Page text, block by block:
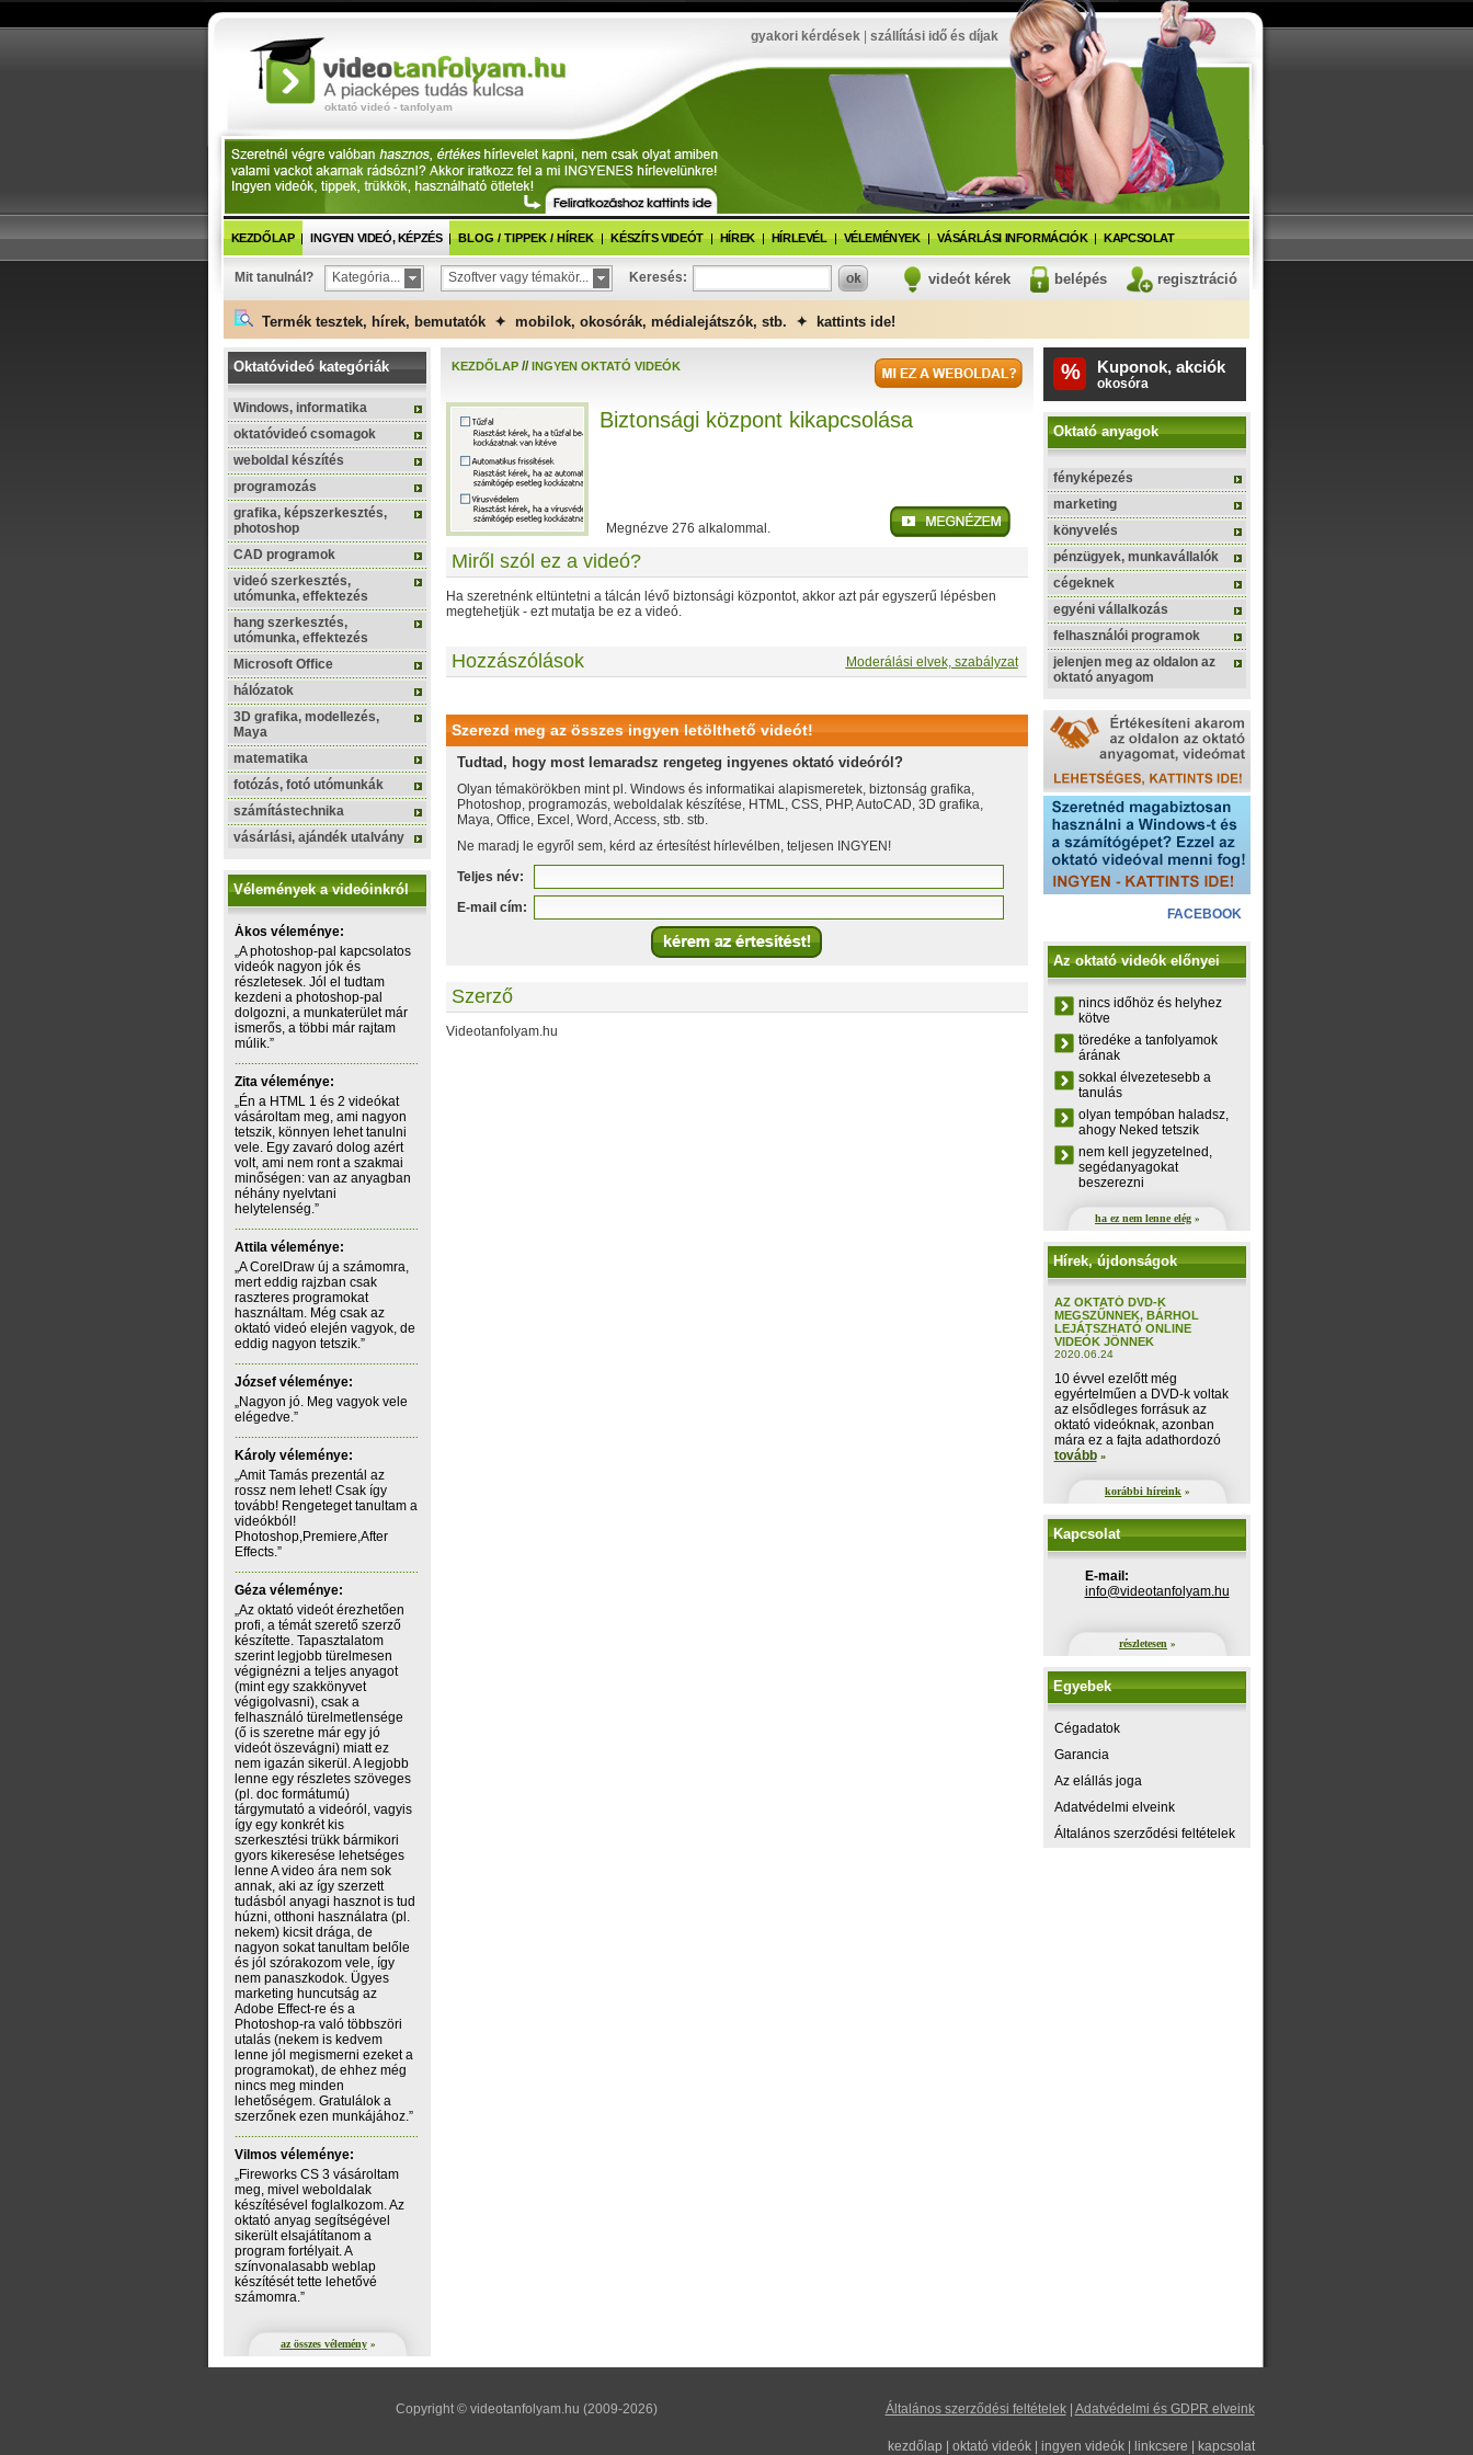
oktató videó - tanfolyam
gyakori kérdések| szállítási idő és díjak
KEZDŐLAP INGYEN VIDEÓ, KÉPZÉS BLOG / TIPPEK / HÍREK KÉSZÍTS VIDEÓT HÍREK HÍRLEVÉL VÉLEMÉNYEK VÁSÁRLÁSI INFORMÁCIÓK KAPCSOLAT
Mit tanulnál? Kategória... Szoftver vagy témakör... Keresés: videót kérek belépés regisztráció
Termék tesztek, hírek, bemutatók ✦ mobilok, okosórák, médialejátszók, stb. ✦ kattints ide!
Oktatóvideó kategóriák
Windows, informatika
oktatóvideó csomagok
weboldal készítés
programozás
grafika, képszerkesztés,
photoshop
CAD programok
videó szerkesztés,
utómunka, effektezés
hang szerkesztés,
utómunka, effektezés
Microsoft Office
hálózatok
3D grafika, modellezés,
Maya
matematika
fotózás, fotó utómunkák
számítástechnika
vásárlási, ajándék utalvány
Vélemények a videóinkról
Ákos véleménye:
„A photoshop-pal kapcsolatos
videók nagyon jók és
részletesek. Jól el tudtam
kezdeni a photoshop-pal
dolgozni, a munkaterület már
ismerős, a többi már rajtam
múlik.”
Zita véleménye:
„Én a HTML 1 és 2 videókat
vásároltam meg, ami nagyon
tetszik, könnyen lehet tanulni
vele. Egy zavaró dolog azért
volt, ami nem ront a szakmai
minőségen: van az anyagban
néhány nyelvtani
helytelenség.”
Attila véleménye:
„A CorelDraw új a számomra,
mert eddig rajzban csak
raszteres programokat
használtam. Még csak az
oktató videó elején vagyok, de
eddig nagyon tetszik.”
József véleménye:
„Nagyon jó. Meg vagyok vele
elégedve.”
Károly véleménye:
„Amit Tamás prezentál az
rossz nem lehet! Csak így
tovább! Rengeteget tanultam a
videókból!
Photoshop,Premiere,After
Effects.”
Géza véleménye:
„Az oktató videót érezhetően
profi, a témát szerető szerző
készítette. Tapasztalatom
szerint legjobb türelmesen
végignézni a teljes anyagot
(mint egy szakkönyvet
végigolvasni), csak a
felhasználó türelmetlensége
(ő is szeretne már egy jó
videót öszevágni) miatt ez
nem igazán sikerül. A legjobb
lenne egy részletes szöveges
(pl. doc formátumú)
tárgymutató a videóról, vagyis
így egy konkrét kis
szerkesztési trükk bármikori
gyors kikeresése lehetséges
lenne A video ára nem sok
annak, aki az így szerzett
tudásból anyagi hasznot is tud
húzni, otthoni használatra (pl.
nekem) kicsit drága, de
nagyon sokat tanultam belőle
és jól szórakozom vele, így
nem panaszkodok. Ügyes
marketing huncutság az
Adobe Effect-re és a
Photoshop-ra való többszöri
utalás (nekem is kedvem
lenne jól megismerni ezeket a
programokat), de ehhez még
nincs meg minden
lehetőségem. Gratulálok a
szerzőnek ezen munkájához.”
Vilmos véleménye:
„Fireworks CS 3 vásároltam
meg, mivel weboldalak
készítésével foglalkozom. Az
oktató anyag segítségével
sikerült elsajátítanom a
program fortélyait. A
színvonalasabb weblap
készítését tette lehetővé
számomra.”
az összes vélemény »
KEZDŐLAP // INGYEN OKTATÓ VIDEÓK
Biztonsági központ kikapcsolása
Megnézve 276 alkalommal.
Miről szól ez a videó?
Ha szeretnénk eltüntetni a tálcán lévő biztonsági központot, akkor azt pár egyszerű lépésben
megtehetjük - ezt mutatja be ez a videó.
Hozzászólások Moderálási elvek, szabályzat
Szerezd meg az összes ingyen letölthető videót!
Tudtad, hogy most lemaradsz rengeteg ingyenes oktató videóról?
Olyan témakörökben mint pl. Windows és informatikai alapismeretek, biztonság grafika,
Photoshop, programozás, weboldalak készítése, HTML, CSS, PHP, AutoCAD, 3D grafika,
Maya, Office, Excel, Word, Access, stb. stb.
Ne maradj le egyről sem, kérd az értesítést hírlevélben, teljesen INGYEN!
Teljes név:
E-mail cím:
Szerző
Videotanfolyam.hu
% Kuponok, akciók
fitnesz karkötő
Oktató anyagok
fényképezés
marketing
könyvelés
pénzügyek, munkavállalók
cégeknek
egyéni vállalkozás
felhasználói programok
jelenjen meg az oldalon az
oktató anyagom
FACEBOOK
Az oktató videók előnyei
nincs időhöz és helyhez
kötve
töredéke a tanfolyamok
árának
sokkal élvezetesebb a
tanulás
olyan tempóban haladsz,
ahogy Neked tetszik
nem kell jegyzetelned,
segédanyagokat
beszerezni
ha ez nem lenne elég »
Hírek, újdonságok
AZ OKTATÓ DVD-K
MEGSZŰNNEK, BÁRHOL
LEJÁTSZHATÓ ONLINE
VIDEÓK JÖNNEK
2020.06.24
10 évvel ezelőtt még
egyértelműen a DVD-k voltak
az elsődleges forrásuk az
oktató videóknak, azonban
mára ez a fajta adathordozó
tovább »
korábbi híreink »
Kapcsolat
E-mail:
uh.maylofnatoediv@ofni
részletesen »
Egyebek
Cégadatok
Garancia
Az elállás joga
Adatvédelmi elveink
Általános szerződési feltételek
Copyright © videotanfolyam.hu (2009-2026) Általános szerződési feltételek| Adatvédelmi és GDPR elveink
kezdőlap oktató videók| ingyen videók| linkcsere
kapcsolat